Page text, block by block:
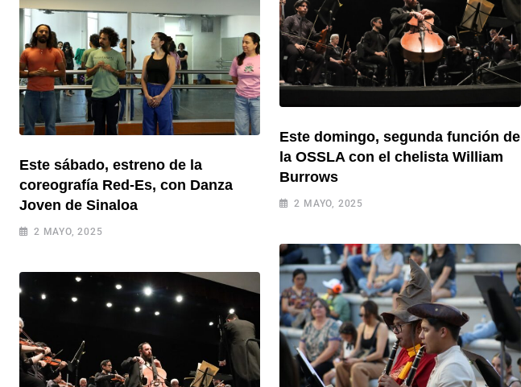
Este sábado, estreno de la
coreografía Red-Es, con Danza
Joven de Sinaloa
2 MAYO, 2025
Este domingo, segunda función de
la OSSLA con el chelista William
Burrows
2 MAYO, 2025